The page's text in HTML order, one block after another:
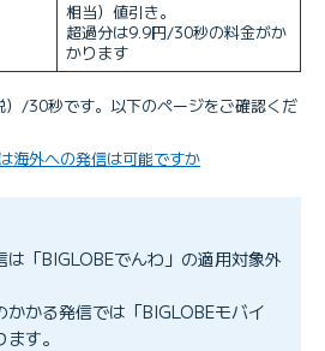
相当）値引き。
超過分は9.9円/30秒の料金がか
かります
/30秒です。以下のページをご確認くだ
海外への発信は可能ですか
「BIGLOBEでんわ」の適用対象外
かる発信では「BIGLOBEモバイ
す。